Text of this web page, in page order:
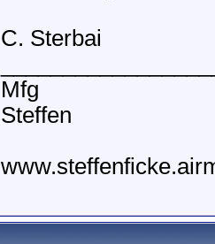
C. Sterbai
Mfg
Steffen